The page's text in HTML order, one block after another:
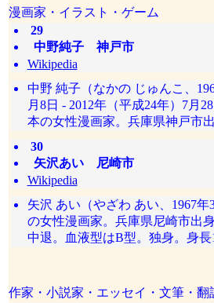
漫画家・イラスト・ゲーム
29
中野純子 神戸市
Wikipedia
中野 純子（なかの じゅんこ、
月8日 - 2012年（平成24年）7月
本の女性漫画家。兵庫県神戸市出
30
矢沢あい 尼崎市
Wikipedia
矢沢 あい（やざわ あい、1967年
の女性漫画家。兵庫県尼崎市出
中退。血液型はB型。独身。身長
作家・小説家・エッセイ・文筆・翻